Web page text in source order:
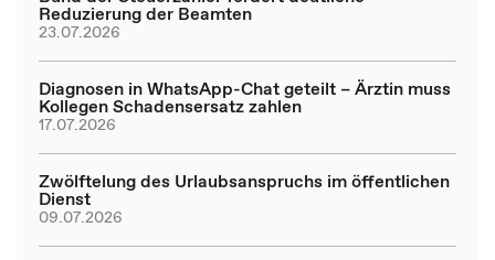
Reduzierung der Beamten
23.07.2026
Diagnosen in WhatsApp-Chat geteilt – Ärztin muss
Kollegen Schadensersatz zahlen
17.07.2026
Zwölftelung des Urlaubsanspruchs im öffentlichen
Dienst
09.07.2026